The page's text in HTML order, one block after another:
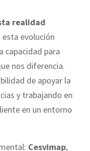
realidad
evolución
capacidad para
nos diferencia.
de apoyar la
y trabajando en
en un entorno
Cesvimap,